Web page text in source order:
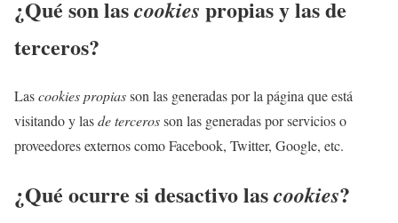
¿Qué son lascookies propias y las de
terceros?
Lascookies propiasson las generadas por la página que está
visitando y lasde tercerosson las generadas por servicios o
proveedores externos como Facebook, Twitter, Google, etc.
¿Qué ocurre si desactivo lascookies?